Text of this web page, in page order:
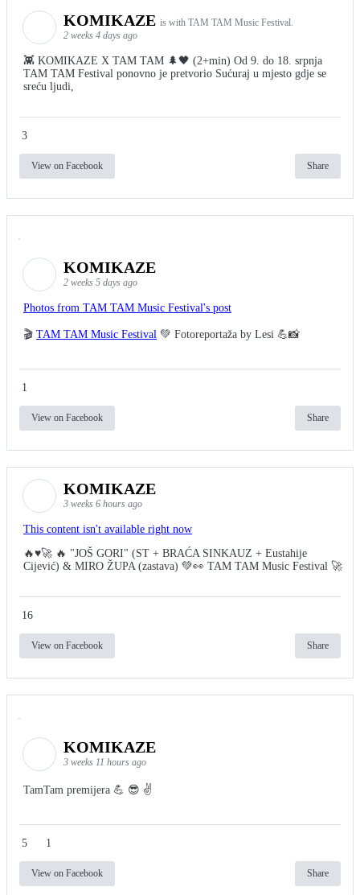
KOMIKAZE is with TAM TAM Music Festival.
2 weeks 4 days ago
👾 KOMIKAZE X TAM TAM 🌲🖤 (2+min) Od 9. do 18. srpnja
TAM TAM Festival ponovno je pretvorio Sućuraj u mjesto gdje se
sreću ljudi,
3
View on Facebook Share
KOMIKAZE
2 weeks 5 days ago
Photos from TAM TAM Music Festival's post
🎬 TAM TAM Music Festival 💚 Fotoreportaža by Lesi 💪📸
1
View on Facebook Share
KOMIKAZE
3 weeks 6 hours ago
This content isn't available right now
🔥♥️🚀 🔥 "JOŠ GORI" (ST + BRAĆA SINKAUZ + Eustahije
Cijević) & MIRO ŽUPA (zastava) 💚👀 TAM TAM Music Festival 🚀
16
View on Facebook Share
KOMIKAZE
3 weeks 11 hours ago
TamTam premijera 💪 😎 ✌️
5 1
View on Facebook Share